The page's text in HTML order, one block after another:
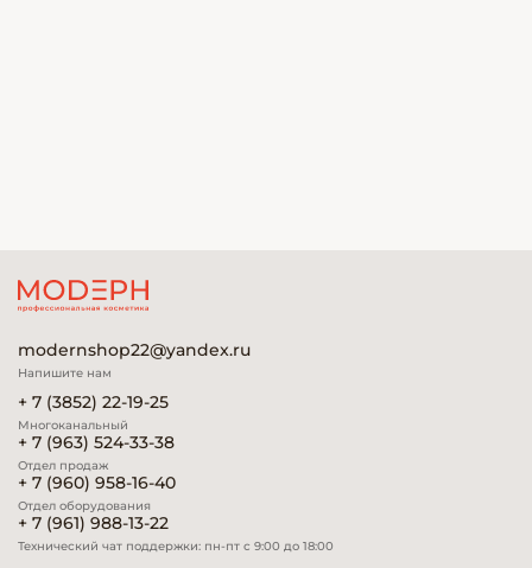
modernshop22@yandex.ru
Напишите нам
+ 7 (3852) 22-19-25
Многоканальный
+ 7 (963) 524-33-38
Отдел продаж
+ 7 (960) 958-16-40
Отдел оборудования
+ 7 (961) 988-13-22
Технический чат поддержки: пн-пт с 9:00 до 18:00